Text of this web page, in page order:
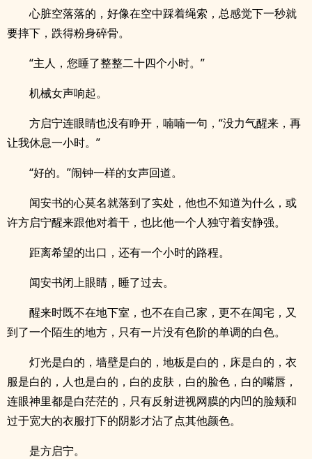
心脏空落落的，好像在空中踩着绳索，总感觉下一秒就
要摔下，跌得粉身碎骨。
“主人，您睡了整整二十四个小时。”
机械女声响起。
方启宁连眼睛也没有睁开，喃喃一句，“没力气醒来，再
让我休息一小时。”
“好的。”闹钟一样的女声回道。
闻安书的心莫名就落到了实处，他也不知道为什么，或
许方启宁醒来跟他对着干，也比他一个人独守着安静强。
距离希望的出口，还有一个小时的路程。
闻安书闭上眼睛，睡了过去。
醒来时既不在地下室，也不在自己家，更不在闻宅，又
到了一个陌生的地方，只有一片没有色阶的单调的白色。
灯光是白的，墙壁是白的，地板是白的，床是白的，衣
服是白的，人也是白的，白的皮肤，白的脸色，白的嘴唇，
连眼神里都是白茫茫的，只有反射进视网膜的内凹的脸颊和
过于宽大的衣服打下的阴影才沾了点其他颜色。
是方启宁。